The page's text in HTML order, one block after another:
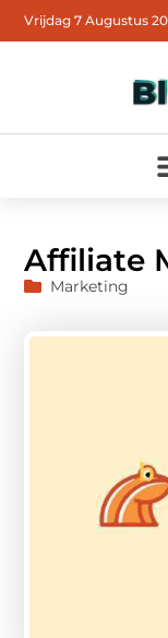
Vrijdag 7 Augustus
Affiliate
Marketing